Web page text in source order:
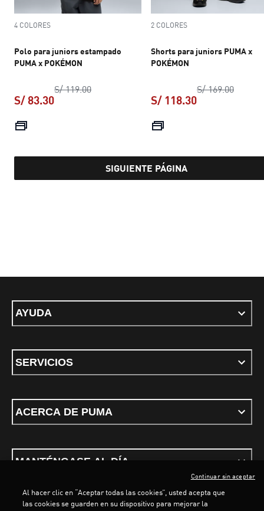
4 COLORES
Polo para juniors estampado
PUMA x POKÉMON
S/ 119.00precio original S/ 119.00
S/ 83.30
2 COLORES
Shorts para juniors PUMA x
POKÉMON
S/ 169.00precio
S/ 118.30
SIGUIENTE PÁGINA
AYUDA
SERVICIOS
ACERCA DE PUMA
MANTÉNGASE AL DÍA
Al hacer clic en “Aceptar todas las cookies”, usted acepta que
las cookies se guarden en su dispositivo para mejorar la
Continuar sin aceptar